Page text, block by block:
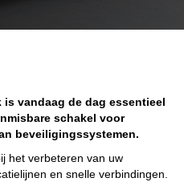
vandaag de dag essentieel
schakel voor
beveiligingssystemen.
het verbeteren van uw
en snelle verbindingen.